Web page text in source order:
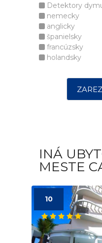
Detektory
nemecky
anglicky
španielsky
francúzsky
holandsky
INÁ
MESTE
10